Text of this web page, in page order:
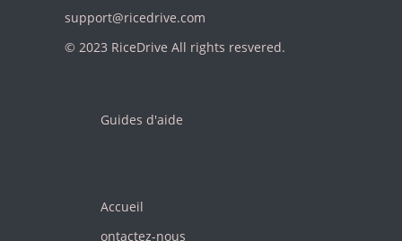
support@ricedrive.com
© 2023 RiceDrive All rights resvered.
Guides d'aide
Accueil
ontactez-nous